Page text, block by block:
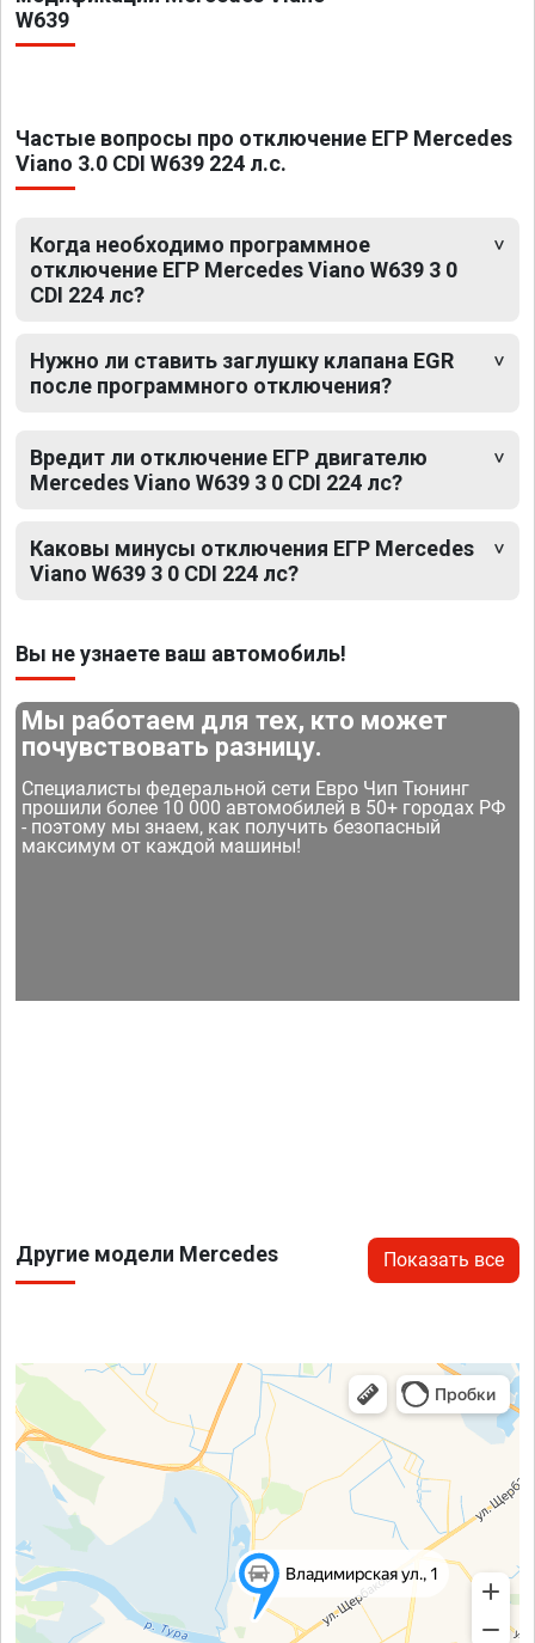
W639
Частые вопросы про отключение ЕГР Mercedes
Viano 3.0 CDI W639 224 л.с.
Когда необходимо программное
отключение ЕГР Mercedes Viano W639 3 0
CDI 224 лс?
Нужно ли ставить заглушку клапана EGR
после программного отключения?
Вредит ли отключение ЕГР двигателю
Mercedes Viano W639 3 0 CDI 224 лс?
Каковы минусы отключения ЕГР Mercedes
Viano W639 3 0 CDI 224 лс?
Вы не узнаете ваш автомобиль!
Мы работаем для тех, кто может
почувствовать разницу.
Специалисты федеральной сети Евро Чип Тюнинг
прошили более 10 000 автомобилей в 50+ городах РФ
- поэтому мы знаем, как получить безопасный
максимум от каждой машины!
Другие модели Mercedes Показать все